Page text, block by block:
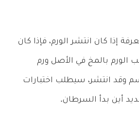
إذا كان انتشر الورم، فإذا كان
بالمخ في الأصل ورم
وقد انتشر، سيطلب اختبارات
أين بدأ السرطان.